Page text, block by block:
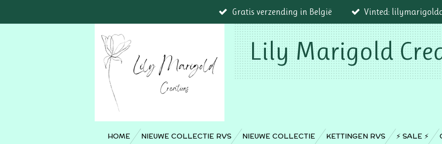
direct
Gratis verzending in België Vinted:
Lily Marigold
HOME NIEUWE COLLECTIE RVS NIEUWE COLLECTIE KETTINGEN RVS ⚡️ SALE ⚡️